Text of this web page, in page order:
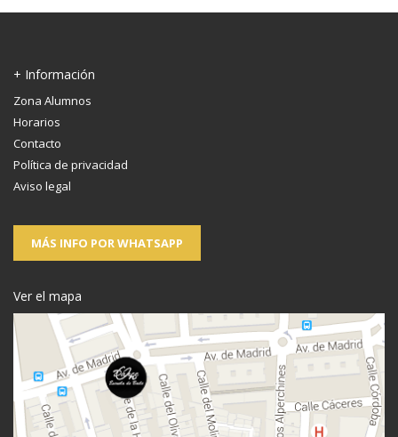
+ Información
Zona Alumnos
Horarios
Contacto
Política de privacidad
Aviso legal
MÁS INFO POR WHATSAPP
Ver el mapa